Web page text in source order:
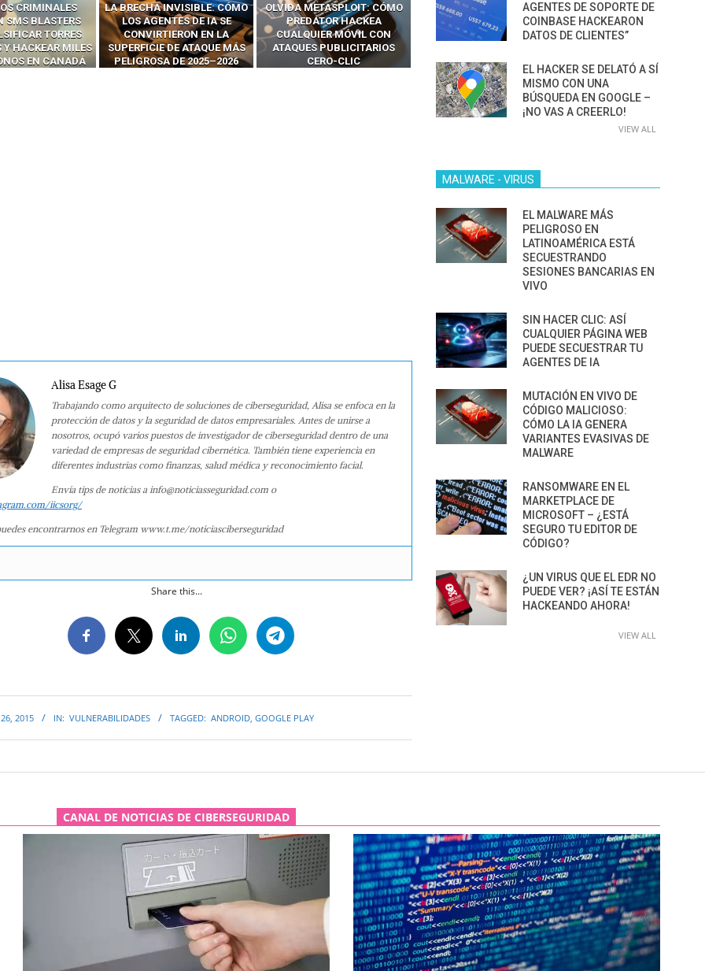
INVISIBLE: CÓMO
DE IA SE
EN LA
DE ATAQUE MÁS
DE 2025–2026
OLVIDA METASPLOIT: CÓMO
PREDATOR HACKEA
CUALQUIER MÓVIL CON
ATAQUES PUBLICITARIOS
CERO-CLIC
CÓMO LOS HACKERS
INTERCEPTAN OTPS Y
LLAMADAS MÓVILES SIN
‘HACKEAR’ — EL INCREÍBLE
PODER DE LOS SIM BOXES”
13 TÉCNICAS
RIDÍCULAMENTE FÁCILES
PARA HACKEAR Y EXPLOTAR
AGÉNTICA
CÓMO LOS HACKERS
MANIPULAN GITHUB
COPILOT DENTRO DE VS
Alisa Esage G
Trabajando como arquitecto de soluciones de ciberseguridad, Alisa se enfoca en la
protección de datos y la seguridad de datos empresariales. Antes de unirse a
nosotros, ocupó varios puestos de investigador de ciberseguridad dentro de una
variedad de empresas de seguridad cibernética. También tiene experiencia en
diferentes industrias como finanzas, salud médica y reconocimiento facial.
Envía tips de noticias a info@noticiasseguridad.com o
iicsorg/
encontrarnos en Telegram www.t.me/noticiasciberseguridad
Share this...
2015 IN: VULNERABILIDADES TAGGED: ANDROID, GOOGLE PLAY
AGENTES DE SOPORTE DE
COINBASE HACKEARON
DATOS DE CLIENTES”
EL HACKER SE DELATÓ A SÍ
MISMO CON UNA
BÚSQUEDA EN GOOGLE –
¡NO VAS A CREERLO!
VIEW ALL
MALWARE - VIRUS
EL MALWARE MÁS
PELIGROSO EN
LATINOAMÉRICA ESTÁ
SECUESTRANDO
SESIONES BANCARIAS EN
VIVO
SIN HACER CLIC: ASÍ
CUALQUIER PÁGINA WEB
PUEDE SECUESTRAR TU
AGENTES DE IA
MUTACIÓN EN VIVO DE
CÓDIGO MALICIOSO:
CÓMO LA IA GENERA
VARIANTES EVASIVAS DE
MALWARE
RANSOMWARE EN EL
MARKETPLACE DE
MICROSOFT – ¿ESTÁ
SEGURO TU EDITOR DE
CÓDIGO?
¿UN VIRUS QUE EL EDR NO
PUEDE VER? ¡ASÍ TE ESTÁN
HACKEANDO AHORA!
VIEW ALL
CANAL DE NOTICIAS DE CIBERSEGURIDAD